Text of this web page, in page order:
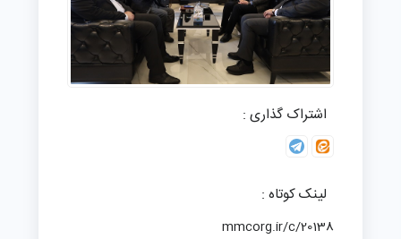
اشتراک گذاری :
لینک کوتاه :
mmcorg.ir/c/20138